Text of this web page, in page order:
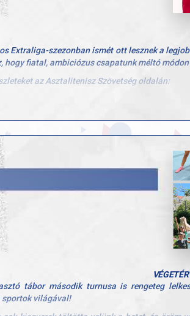
Extraliga-szezonban ismét ott lesznek a
hogy fiatal, ambiciózus csapatunk méltó
az Asztalitenisz Szövetség oldalán:
tábor második turnusa is rengeteg
sportok világával!